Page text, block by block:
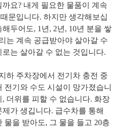
요? 내게 필요한 물품이 계속
문입니다. 하지만 생각해보십
두어도, 1년, 2년, 10년 분을 쌓
는 계속 공급받아야 살아갈 수
는 살아갈 수 없는 것입니다.
하 주차장에서 전기차 충전 중
전기와 수도 시설이 망가졌습니
더위를 피할 수 없습니다. 화장
가 생깁니다. 급수차를 통해
물을 받아도, 그 물을 들고 20층